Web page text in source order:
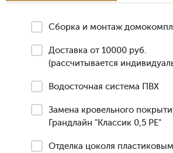
Сборка и монтаж
Доставка от 10000 руб.
(рассчитывается
Водосточная система ПВХ
Замена кровельного
Грандлайн "Классик 0,5 РЕ"
Отделка цоколя